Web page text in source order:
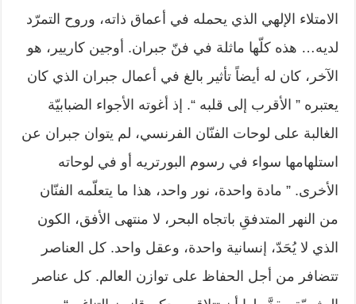
الامتلاء الإلهي الذي يحمله في أعماق ذاته، وروح التمرّد
لديه… هذه كلّها ماثلة في فنّ جبران. أوجين كاريير، هو
الآخر، كان له أيضاً تأثير بالغ في أعمال جبران الذي كان
يعتبره ” الأقرب إلى قلبه “. إذ أغوته الأجواء الضبابيّة
الغالبة على لوحات الفنّان الفرنسي، لم يتوان جبران عن
استلهامها سواء في رسوم البورتريه أو في لوحاته
الأخرى. ” مادة واحدة، نور واحد، هذا ما يتعلّمه الفنّان
من النهر المتدفقِ باتجاه البحر، لا منتهى الأفق، الكون
الذي لا يُحَدّ، إنسانية واحدة، وعقل واحد. كل العناصر
تتضافر من أجل الحفاظ على توازن العالم. كل عناصر